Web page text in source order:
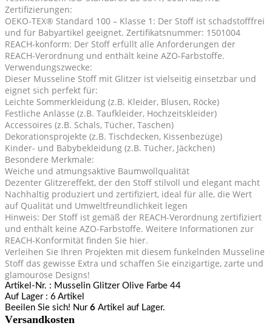
Zertifizierungen:
OEKO-TEX® Standard 100 – Klasse 1: Der Stoff ist schadstofffrei
und für Babyartikel geeignet. Zertifikatsnummer: 1501004
REACH-konform: Der Stoff erfüllt alle Anforderungen der
REACH-Verordnung und enthält keine AZO-Farbstoffe.
Verwendungszwecke:
Dieser Musseline Stoff mit Glitzer ist vielseitig einsetzbar und
eignet sich perfekt für:
Leichte Sommerkleidung (z.B. Kleider, Blusen, Röcke)
Festliche Anlässe (z.B. Taufkleider, Hochzeitskleider)
Accessoires (z.B. Schals, Tücher, Taschen)
Dekorationsprojekte (z.B. Tischdecken, Kissenbezüge)
Kinder- und Babybekleidung (z.B. Tücher, Jäckchen)
Besondere Merkmale:
Weiche und atmungsaktive Baumwollqualität
Dezenter Glitzereffekt, der den Stoff stilvoll und elegant macht
Nachhaltig produziert und zertifiziert, ideal für alle, die Wert
auf Qualität und Umweltfreundlichkeit legen
Hinweis: Der Stoff ist gemäß der REACH-Verordnung zertifiziert
und enthält keine AZO-Farbstoffe. Weitere Informationen zur
REACH-Konformität finden Sie hier.
Verleihen Sie Ihren Projekten mit diesem funkelnden Musseline
Stoff das gewisse Extra und schaffen Sie einzigartige, zarte und
glamouröse Designs!
Artikel-Nr. : Musselin Glitzer Olive Farbe 44
Auf Lager : 6 Artikel
Beeilen Sie sich! Nur 6 Artikel auf Lager.
Versandkosten